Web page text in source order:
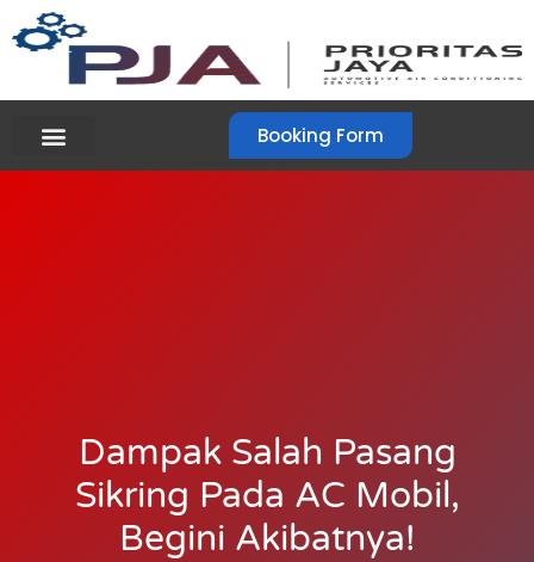
Booking Form
Dampak Salah Pasang
Sikring Pada AC Mobil,
Begini Akibatnya!